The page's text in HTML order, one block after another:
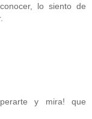
lo siento de
y mira! que